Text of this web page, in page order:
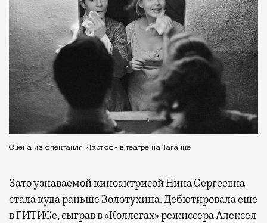
Сцена из спектакля «Тартюф» в театре на Таганке
Зато узнаваемой киноактрисой Нина Сергеевна
стала куда раньше Золотухина. Дебютировала еще
в ГИТИСе, сыграв в «Коллегах» режиссера Алексея